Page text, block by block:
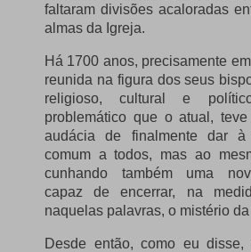
faltaram divisões acaloradas
almas da Igreja.
Há 1700 anos, precisamente
reunida na figura dos seus
religioso, cultural e
problemático que o atual,
audácia de finalmente dar
comum a todos, mas ao
cunhando também uma
capaz de encerrar, na
naquelas palavras, o mistério
Desde então, como eu disse,